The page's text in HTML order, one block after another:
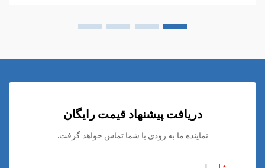
دریافت پیشنهاد قیمت رایگان
نماینده ما به زودی با شما تماس خواهد گرفت.